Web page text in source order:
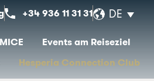
+34 936 11 31 31 DE
MICE
Events am Reiseziel
Hesperia Connection Club